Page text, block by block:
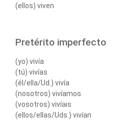
(ellos) viven
Pretérito imperfecto
(yo) vivía
(tú) vivías
(él/ella/Ud.) vivía
(nosotros) vivíamos
(vosotros) vivíais
(ellos/ellas/Uds.) vivían